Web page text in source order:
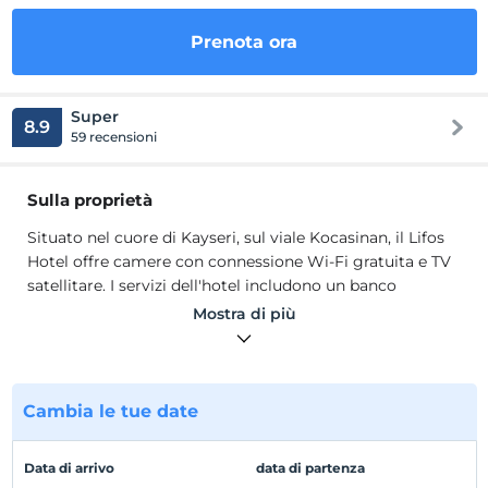
Prenota ora
8.9 Super
59 recensioni
Sulla proprietà
Situato nel cuore di Kayseri, sul viale Kocasinan, il Lifos
Hotel offre camere con connessione Wi-Fi gratuita e TV
satellitare. I servizi dell'hotel includono un banco
escursioni e una reception aperta 24 ore su 24. Le
camere climatizzate del Lifos sono arredate in modo
dispongono di minibar, set per la preparazione di tè/caffè
e scrivania. Il servizio in camera è al tuo servizio 24 ore
Hotel offre camere con connessione Wi-Fi gratuita e TV
Mostra di più
Cambia le tue date
Data di arrivo data di partenza